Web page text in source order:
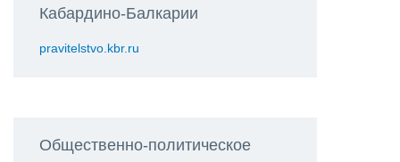
Кабардино-Балкарии
pravitelstvo.kbr.ru
Общественно-политическое